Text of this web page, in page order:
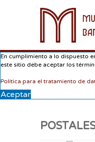
En cumplimiento a lo dispuesto
este sitio debe aceptar los
Política para el tratamiento de
Aceptar